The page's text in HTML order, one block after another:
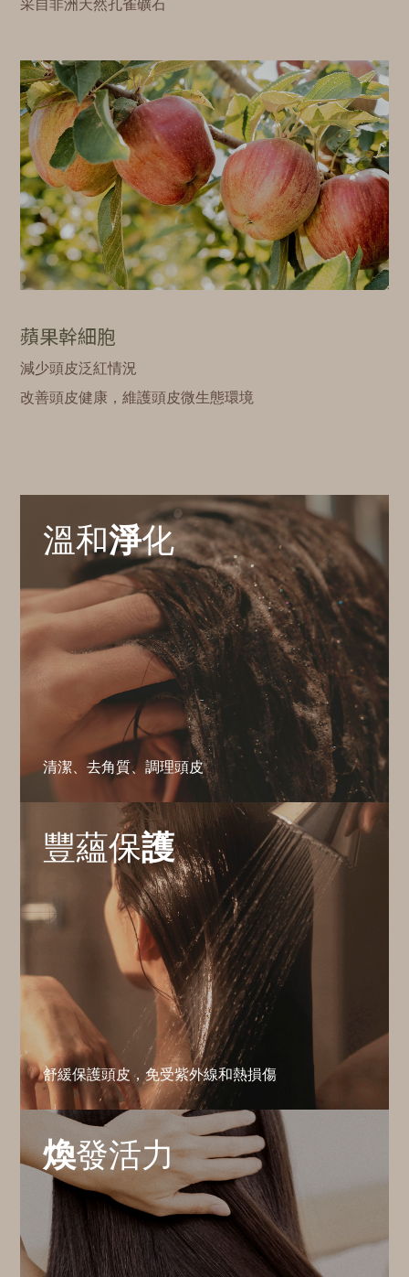
采自非洲天然孔雀礦石
蘋果幹細胞
減少頭皮泛紅情況
改善頭皮健康，維護頭皮微生態環境
溫和淨化
清潔、去角質、調理頭皮
豐蘊保護
舒緩保護頭皮，免受紫外線和熱損傷
煥發活力